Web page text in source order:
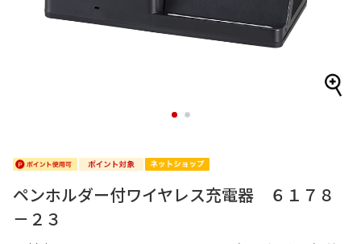
1 2
ペンホルダー付ワイヤレス充電器 ６１７８
－２３